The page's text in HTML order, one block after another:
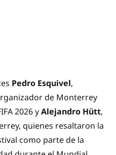
Pedro Esquivel,
de Monterrey
2026 yAlejandro Hütt,
quienes resaltaron la
como parte de la